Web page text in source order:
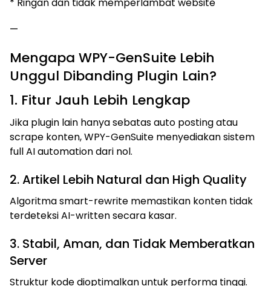
* Ringan dan tidak memperlambat website
—
Mengapa WPY-GenSuite Lebih
Unggul Dibanding Plugin Lain?
1. Fitur Jauh Lebih Lengkap
Jika plugin lain hanya sebatas auto posting atau
scrape konten, WPY-GenSuite menyediakan sistem
full AI automation dari nol.
2. Artikel Lebih Natural dan High Quality
Algoritma smart-rewrite memastikan konten tidak
terdeteksi AI-written secara kasar.
3. Stabil, Aman, dan Tidak Memberatkan
Server
Struktur kode dioptimalkan untuk performa tinggi.